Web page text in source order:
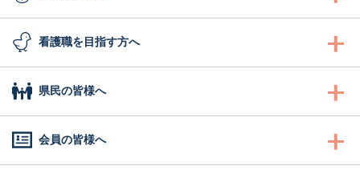
協会概要
沿革
委員会活動
会報誌「きらめき」
看護職の方へ
認定看護管理者教育課程
看護職を目指す方へ
看護職を目指す方へ
1日ナース体験
県民の皆様へ
県民の皆様へ
会員の皆様へ